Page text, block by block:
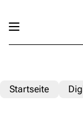
Startseite